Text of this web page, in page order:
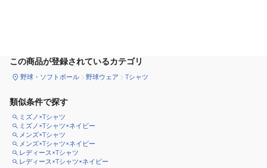
この商品が登録されているカテゴリ
野球・ソフトボール 野球ウェア Tシャツ
類似条件で探す
ミズノ×Tシャツ
ミズノ×Tシャツ×ネイビー
メンズ×Tシャツ
メンズ×Tシャツ×ネイビー
レディース×Tシャツ
レディース×Tシャツ×ネイビー